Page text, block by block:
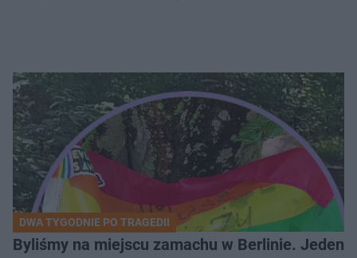
DWA TYGODNIE PO TRAGEDII
Byliśmy na miejscu zamachu w Berlinie. Jeden